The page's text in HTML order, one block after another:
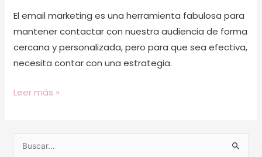
El email marketing es una herramienta fabulosa para
mantener contactar con nuestra audiencia de forma
cercana y personalizada, pero para que sea efectiva,
necesita contar con una estrategia.
Leer más »